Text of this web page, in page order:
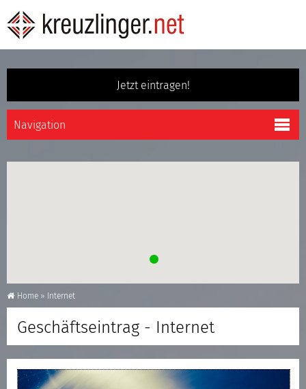
Jetzt eintragen!
Home » Internet
Geschäftseintrag - Internet